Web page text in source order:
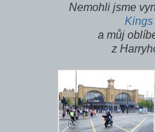
Nemohli jsme
Kings
a můj
z